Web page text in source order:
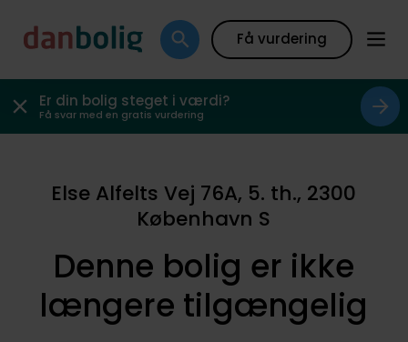
Få vurdering
Er din bolig steget i værdi?
Få svar med en gratis vurdering
Else Alfelts Vej 76A, 5. th., 2300
København S
Denne bolig er ikke
længere tilgængelig